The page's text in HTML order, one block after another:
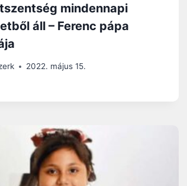
mindennapi
áll – Ferenc pápa
2022. május 15.